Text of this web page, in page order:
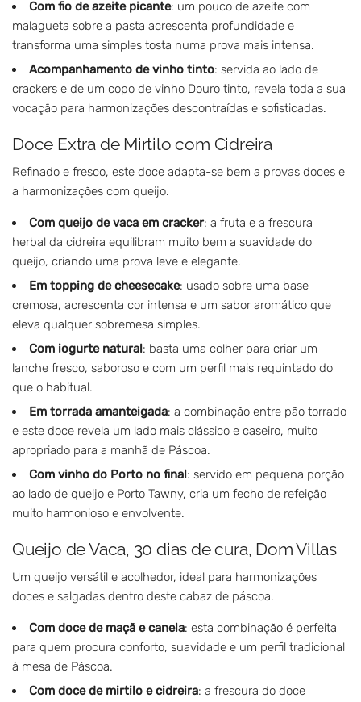
Com fio de azeite picante: um pouco de azeite com
malagueta sobre a pasta acrescenta profundidade e
transforma uma simples tosta numa prova mais intensa.
Acompanhamento de vinho tinto: servida ao lado de
crackers e de um copo de vinho Douro tinto, revela toda a sua
vocação para harmonizações descontraídas e sofisticadas.
Doce Extra de Mirtilo com Cidreira
Refinado e fresco, este doce adapta-se bem a provas doces e
a harmonizações com queijo.
Com queijo de vaca em cracker: a fruta e a frescura
herbal da cidreira equilibram muito bem a suavidade do
queijo, criando uma prova leve e elegante.
Em topping de cheesecake: usado sobre uma base
cremosa, acrescenta cor intensa e um sabor aromático que
eleva qualquer sobremesa simples.
Com iogurte natural: basta uma colher para criar um
lanche fresco, saboroso e com um perfil mais requintado do
que o habitual.
Em torrada amanteigada: a combinação entre pão torrado
e este doce revela um lado mais clássico e caseiro, muito
apropriado para a manhã de Páscoa.
Com vinho do Porto no final: servido em pequena porção
ao lado de queijo e Porto Tawny, cria um fecho de refeição
muito harmonioso e envolvente.
Queijo de Vaca, 30 dias de cura, Dom Villas
Um queijo versátil e acolhedor, ideal para harmonizações
doces e salgadas dentro deste cabaz de páscoa.
Com doce de maçã e canela: esta combinação é perfeita
para quem procura conforto, suavidade e um perfil tradicional
à mesa de Páscoa.
Com doce de mirtilo e cidreira: a frescura do doce